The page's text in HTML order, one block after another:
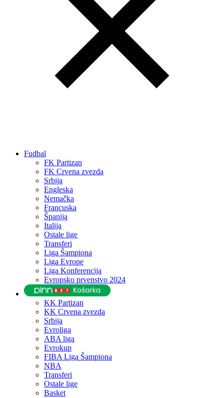
Fudbal
FK Partizan
FK Crvena zvezda
Srbija
Engleska
Nemačka
Francuska
Španija
Italija
Ostale lige
Transferi
Liga Šampiona
Liga Evrope
Liga Konferencija
Evropsko prvenstvo 2024
KK Partizan
KK Crvena zvezda
Srbija
Evroliga
ABA liga
Evrokup
FIBA Liga Šampiona
NBA
Transferi
Ostale lige
Basket